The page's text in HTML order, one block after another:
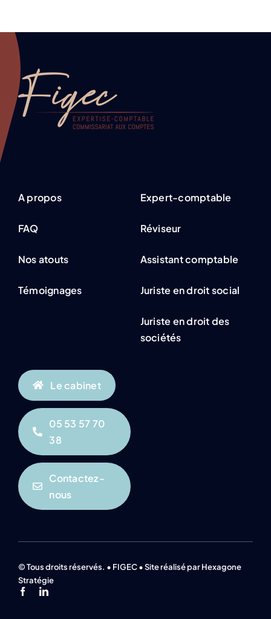
A propos
FAQ
Nos atouts
Témoignages
Expert-comptable
Réviseur
Assistant comptable
Juriste en droit social
Juriste en droit des
sociétés
Le cabinet
05 53 57 70
38
Contactez-
nous
© Tous droits réservés. • FIGEC • Site réalisé par Hexagone
Stratégie